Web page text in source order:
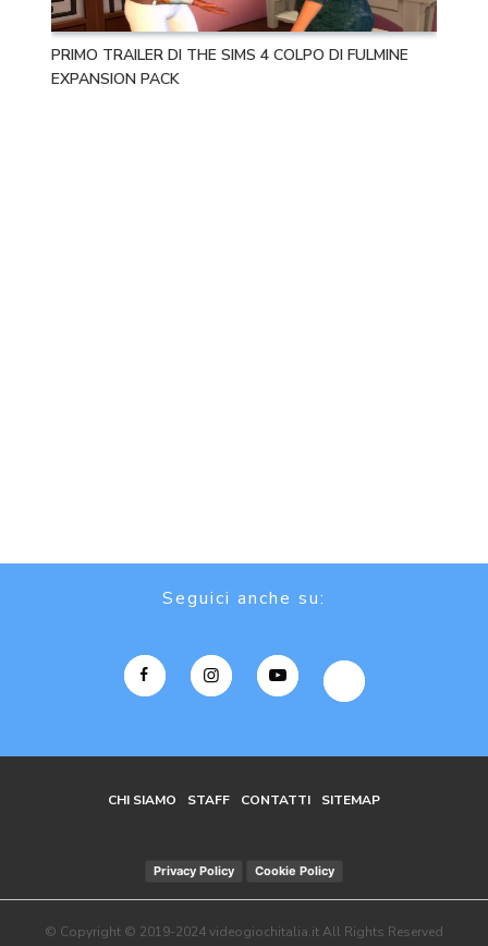
PRIMO TRAILER DI THE SIMS 4 COLPO DI FULMINE
EXPANSION PACK
Seguici anche su:
CHI SIAMO STAFF CONTATTI SITEMAP
Privacy Policy Cookie Policy
© Copyright © 2019-2024 videogiochitalia.it All Rights Reserved